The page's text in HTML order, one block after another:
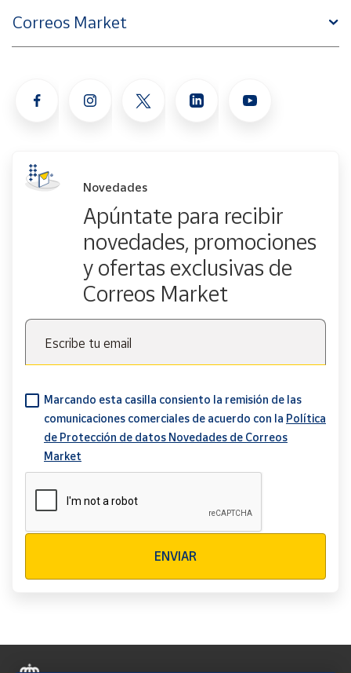
Correos Market
Novedades
Apúntate para recibir
novedades, promociones
y ofertas exclusivas de
Correos Market
Escribe tu email
Marcando esta casilla consiento la remisión de las
comunicaciones comerciales de acuerdo con la Política
de Protección de datos Novedades de Correos
Market
ENVIAR